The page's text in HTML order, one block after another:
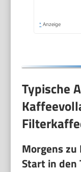
* Anzeige
Typische
Morgens
Start in den